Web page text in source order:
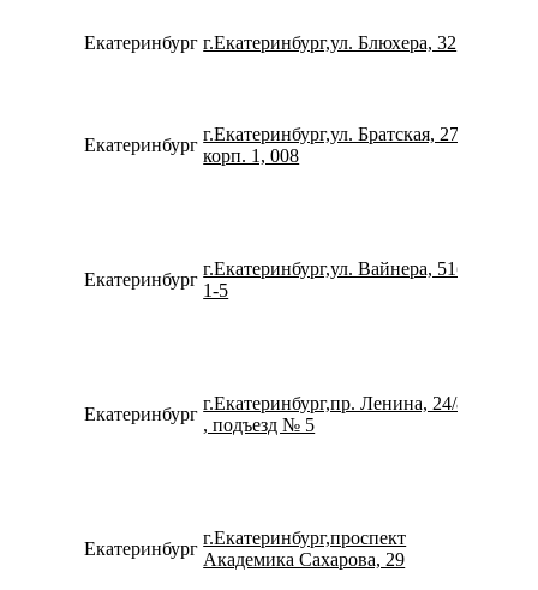
Екатеринбург г.Екатеринбург,ул. Блюхера, 32
Екатеринбург
г.Екатеринбург,ул. Братская, 27
корп. 1, 008
Екатеринбург
г.Екатеринбург,ул. Вайнера, 51б,
1-5
Екатеринбург
г.Екатеринбург,пр. Ленина, 24/8
, подъезд № 5
Екатеринбург
г.Екатеринбург,проспект
Академика Сахарова, 29